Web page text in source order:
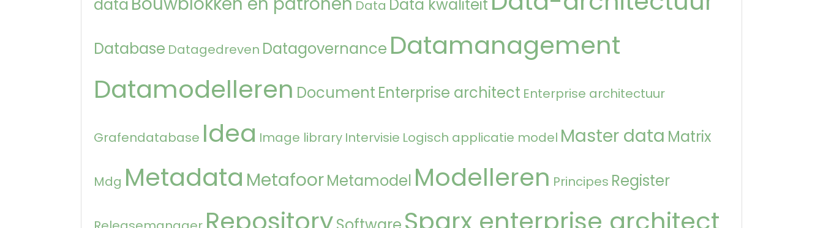
data Data Data kwaliteit
Database Datagedreven Datagovernance Datamanagement
Datamodelleren Document Enterprise architect Enterprise architectuur
Grafendatabase Idea Image library Intervisie Logisch applicatie model Master data Matrix
Mdg Metadata MetafoorMetamodel Modelleren Principes Register